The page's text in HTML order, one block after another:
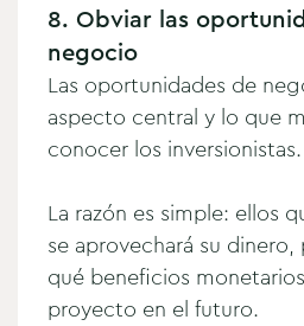
8. Obviar las
negocio
Las oportunidades de
aspecto central y lo que
conocer los inversionistas.
La razón es simple: ellos
se aprovechará su
qué beneficios
proyecto en el futuro.